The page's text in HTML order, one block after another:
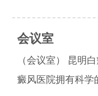
会议室
（会议室） 昆明
癜风医院拥有科学